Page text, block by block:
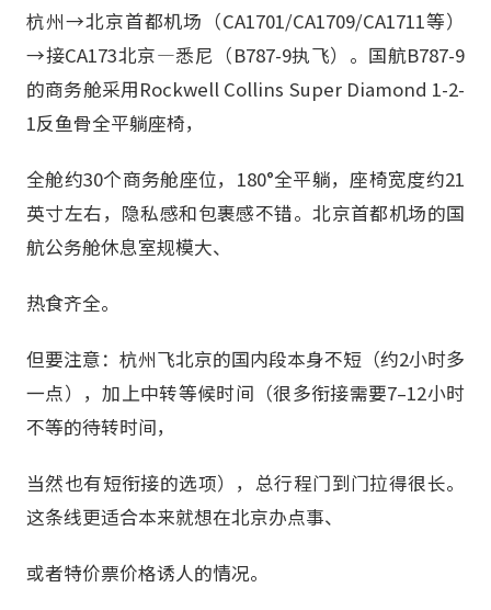
杭州→北京首都机场（CA1701/CA1709/CA1711等）
→接CA173北京—悉尼（B787-9执飞）。国航B787-9
的商务舱采用Rockwell Collins Super Diamond 1-2-
1反鱼骨全平躺座椅，
全舱约30个商务舱座位，180°全平躺，座椅宽度约21
英寸左右，隐私感和包裹感不错。北京首都机场的国
航公务舱休息室规模大、
热食齐全。
但要注意：杭州飞北京的国内段本身不短（约2小时多
一点），加上中转等候时间（很多衔接需要7–12小时
不等的待转时间，
当然也有短衔接的选项），总行程门到门拉得很长。
这条线更适合本来就想在北京办点事、
或者特价票价格诱人的情况。